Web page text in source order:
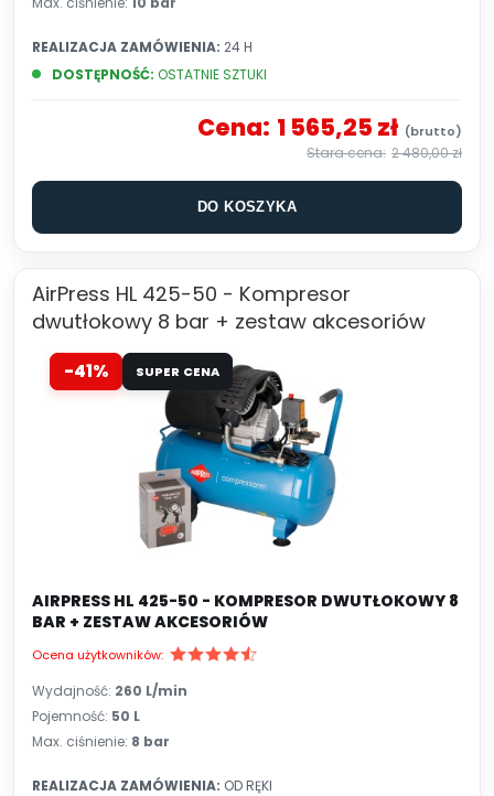
DOSTĘPNOŚĆ: OSTATNIE SZTUKI
REALIZACJA ZAMÓWIENIA: 24 H
Cena: 1 565,25 zł
2 480,00 zł
DO KOSZYKA
AirPress HL 425-50 - Kompresor
dwutłokowy 8 bar + zestaw akcesoriów
-41% SUPER CENA
AIRPRESS HL 425-50 - KOMPRESOR DWUTŁOKOWY 8
BAR + ZESTAW AKCESORIÓW
Ocena użytkowników:
Wydajność: 260 L/min
Pojemność: 50 L
Max. ciśnienie: 8 bar
REALIZACJA ZAMÓWIENIA: OD RĘKI